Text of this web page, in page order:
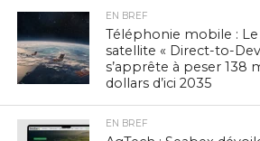
EN BREF
Téléphonie mobile :
satellite « Direct-to-
s’apprête à peser 138
dollars d’ici 2035
EN BREF